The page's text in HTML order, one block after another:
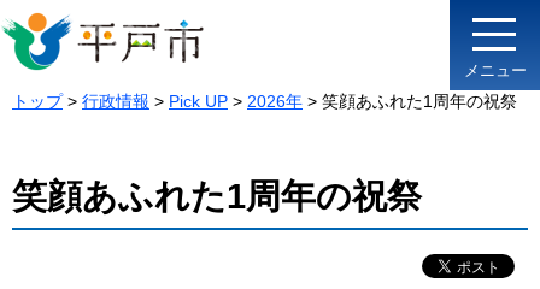
メニュー
トップ> 行政情報 > Pick UP > 2026年 > 笑顔あふれた1周年の祝祭
笑顔あふれた1周年の祝祭